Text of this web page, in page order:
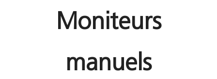
Moniteurs
manuels